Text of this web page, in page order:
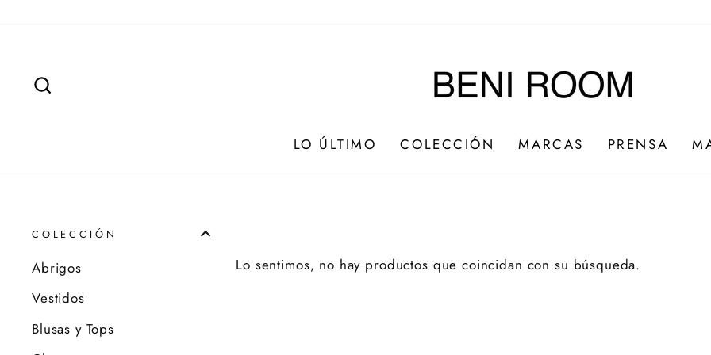
LO ÚLTIMO COLECCIÓN MARCAS PRENSA
COLECCIÓN
Abrigos
Vestidos
Blusas y Tops
Lo sentimos, no hay productos que coincidan con su búsqueda.